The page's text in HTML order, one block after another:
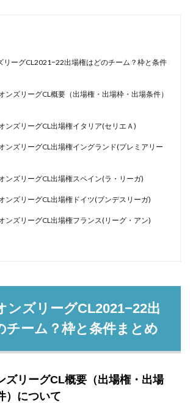
リーグCL2021−22出場権はどのチーム？枠と条件
ンズリーグCL概要（出場権・出場枠・出場条件）
ンズリーグCL出場権イタリア(セリエＡ)
ンズリーグCL出場権イングランド(プレミアリー
ンズリーグCL出場権スペイン(ラ・リーガ)
ンズリーグCL出場権ドイツ(ブンデスリーガ)
ンズリーグCL出場権フランス(リーグ・アン)
ンズリーグCL2021−22出
チーム？枠と条件まとめ
ズリーグCL概要（出場権・出場
）について